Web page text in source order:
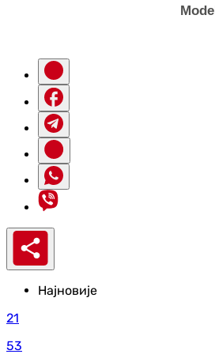
Најновије
21
53